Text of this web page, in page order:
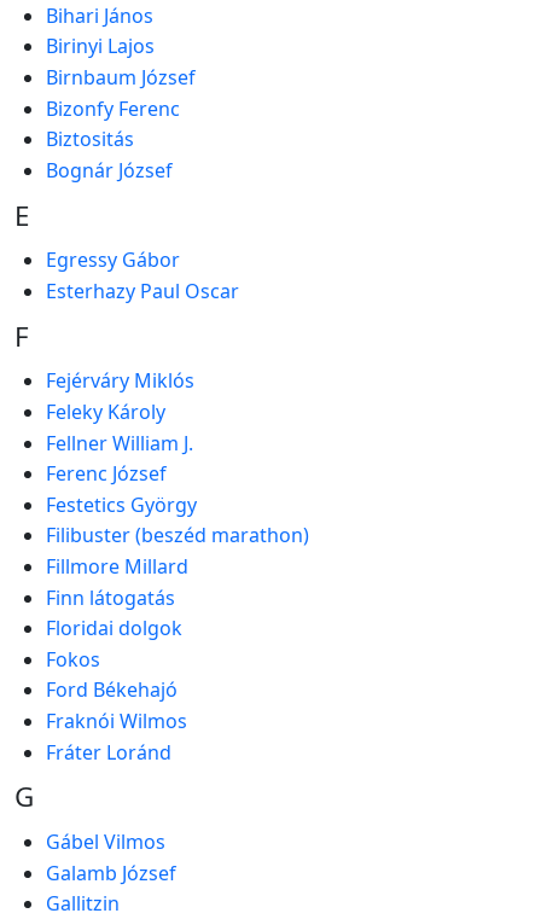
Bihari János
Birinyi Lajos
Birnbaum József
Bizonfy Ferenc
Biztositás
Bognár József
E
Egressy Gábor
Esterhazy Paul Oscar
F
Fejérváry Miklós
Feleky Károly
Fellner William J.
Ferenc József
Festetics György
Filibuster (beszéd marathon)
Fillmore Millard
Finn látogatás
Floridai dolgok
Fokos
Ford Békehajó
Fraknói Wilmos
Fráter Loránd
G
Gábel Vilmos
Galamb József
Gallitzin